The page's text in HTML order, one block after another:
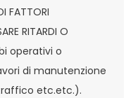
FATTORI
RITARDI O
operativi o
di manutenzione
etc.etc.).